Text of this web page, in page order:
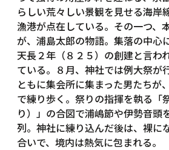
らしい荒々しい景観を見せる海岸
漁港が点在している。その一つ、
が、浦島太郎の物語。集落の中心
天長２年（８２５）の創建と言わ
ている。８月、神社では例大祭が
ともに集会所に集まった男たちが
で練り歩く。祭りの指揮を執る「
り）」の合図で浦嶋節や伊勢音頭
列。神社に練り込んだ後は、裸に
合いで、境内は熱気に包まれる。